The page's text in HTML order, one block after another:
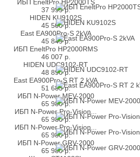
ИБП EneltPro HP2000TS
37 999р.
HIDEN KU9102S
45 500р.
East EA900Pro-S 2kVA
45 849р.
ИБП EneltPro HP2000RMS
46 007 р.
HIDEN UDC9102-RT
48 890р.
East EA900Pro-S RT 2 kVA
51 683р.
ИБП N-Power MEV-2000
65 980р.
ИБП N-Power Pro-Vision...
65 980р.
ИБП N-Power Pro-Vision...
65 980р.
ИБП N-Power GRV-2000
65 980р.